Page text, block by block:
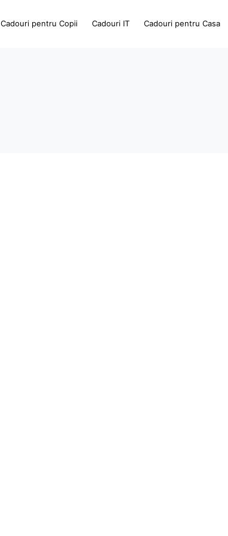
Cadouri pentru Copii Cadouri IT Cadouri pentru Casa